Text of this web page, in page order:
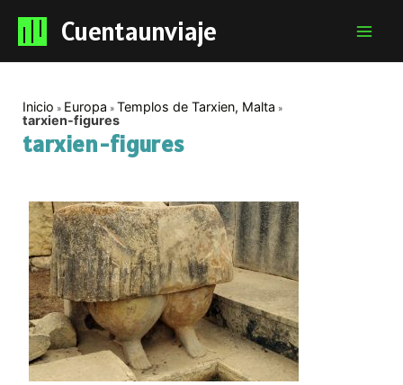
Cuentaunviaje
Inicio Europa
Templos de Tarxien, Malta
tarxien-figures
tarxien-figures